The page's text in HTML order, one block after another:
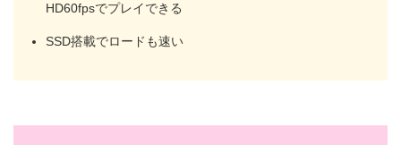
HD60fpsでプレイできる
SSD搭載でロードも速い